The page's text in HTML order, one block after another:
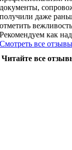
документы,
получили даже
отметить
Рекомендуем как
Смотреть все
Читайте все